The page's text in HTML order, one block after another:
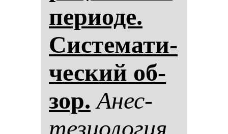
пе­ри­оде.
Сис­те­ма­ти­
чес­кий об­
зор. Анес­
те­зи­оло­гия